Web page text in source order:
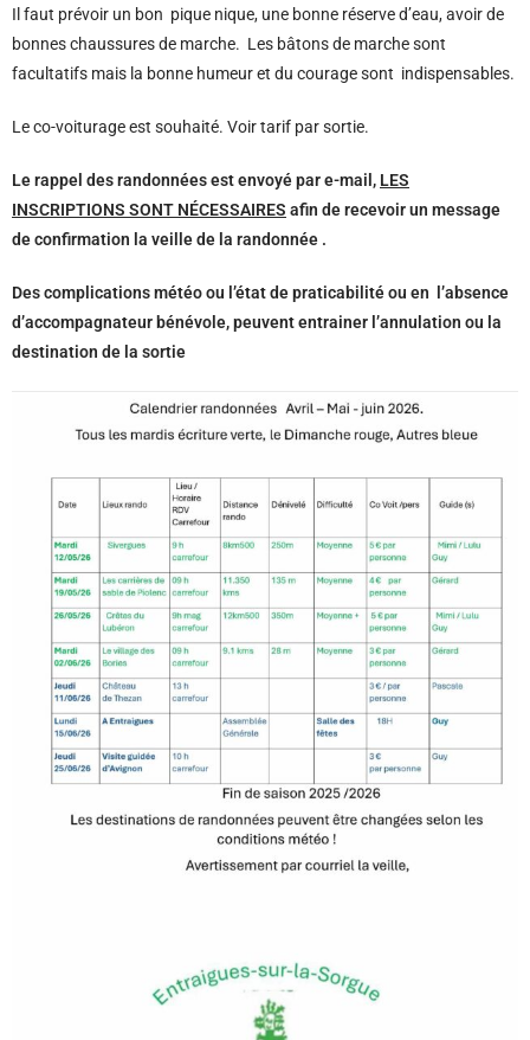
Il faut prévoir un bon pique nique, une bonne réserve d’eau, avoir de
bonnes chaussures de marche. Les bâtons de marche sont
facultatifs mais la bonne humeur et du courage sont indispensables.
Le co-voiturage est souhaité. Voir tarif par sortie.
Le rappel des randonnées est envoyé par e-mail, LES
INSCRIPTIONS SONT NÉCESSAIRES afin de recevoir un message
de confirmation la veille de la randonnée .
Des complications météo ou l’état de praticabilité ou en l’absence
d’accompagnateur bénévole, peuvent entrainer l’annulation ou la
destination de la sortie